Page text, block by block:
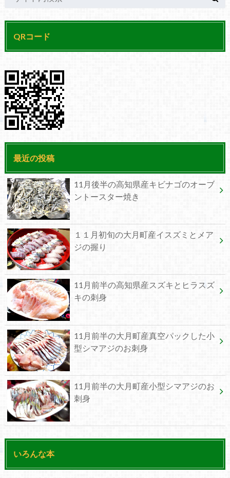
QRコード
最近の投稿
11月後半の高知県産キビナゴのオーブ
ントースター焼き
１１月初旬の大月町産イスズミとメア
ジの握り
11月前半の高知県産スズキとヒラスズ
キの刺身
11月前半の大月町産真空パックした小
型シマアジのお刺身
11月前半の大月町産小型シマアジのお
刺身
いろんな本